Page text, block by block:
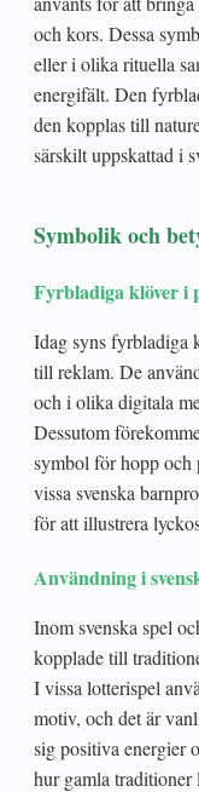
och kors. Dessa
eller i olika rituella
energifält. Den
den kopplas till
särskilt uppskattad i
Symbolik och
Fyrbladiga klöver i
Idag syns fyrbladiga
till reklam. De
och i olika digitala
Dessutom
symbol för hopp och
vissa svenska
för att illustrera
Användning i
Inom svenska spel
kopplade till
I vissa lotterispel
motiv, och det är
sig positiva energier
hur gamla traditioner